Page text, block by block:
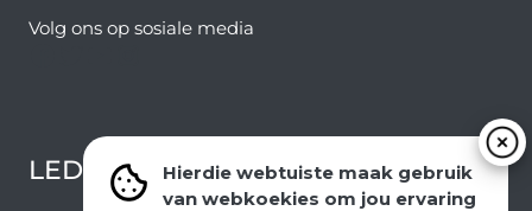
Hierdie webtuiste maak gebruik
van webkoekies om jou ervaring
Volg ons ​​op sosiale media
LEDEVOORDELE NUUSBRIEF